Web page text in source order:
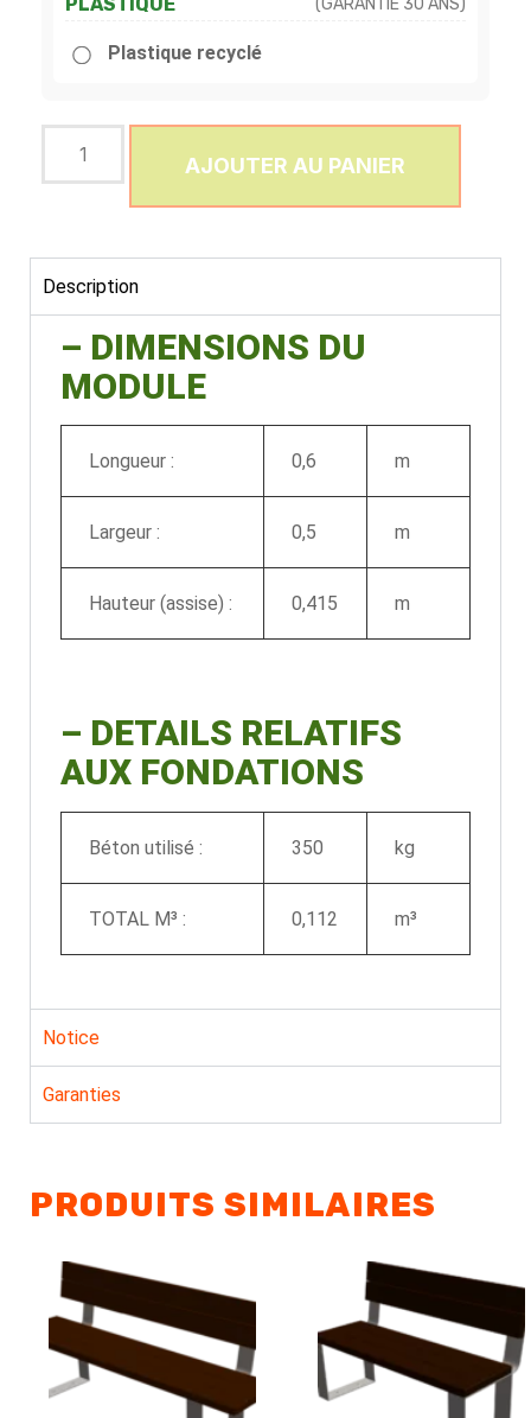
(GARANTIE 30 ANS)
Plastique recyclé
AJOUTER AU PANIER
Description
– DIMENSIONS DU
MODULE
Longueur : 0,6 m
Largeur : 0,5 m
Hauteur (assise) : 0,415 m
– DETAILS RELATIFS
AUX FONDATIONS
Béton utilisé : 350 kg
TOTAL M³ : 0,112 m³
Notice
Garanties
PRODUITS SIMILAIRES